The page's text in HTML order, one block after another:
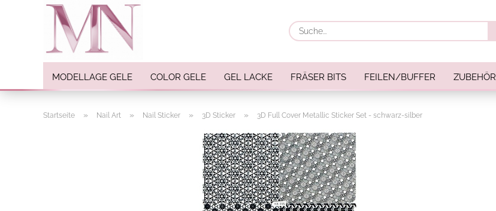
MODELLAGE GELE COLOR GELE GEL LACKE FRÄSER BITS FEILEN/BUFFER ZUBEHÖR
Einlegemotive / Overlays
Startseite » Nail Art » Nail Sticker » 3D Sticker » 3D Full Cover Metallic Sticker Set - schwarz-silber